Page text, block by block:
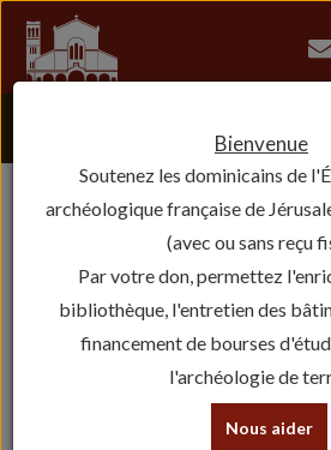
Bienvenue
Soutenez les dominicains de
archéologique française de
(avec ou sans reçu
Par votre don, permettez
bibliothèque, l'entretien des
financement de bourses
l'archéologie de
Nous aider